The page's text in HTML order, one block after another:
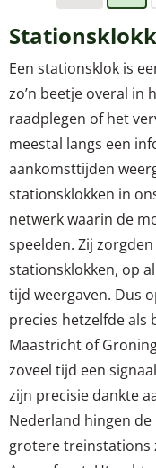
Een stationsklok is
zo’n beetje overal in
raadplegen of het
meestal langs een
aankomsttijden
stationsklokken in
netwerk waarin de
speelden. Zij
stationsklokken, op
tijd weergaven. Dus
precies hetzelfde als
Maastricht of
zoveel tijd een
zijn precisie dankte
Nederland hingen
grotere treinstations